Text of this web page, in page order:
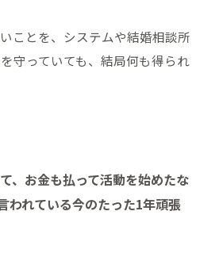
ことを、システムや結婚相談所
守っていても、結局何も得られ
、お金も払って活動を始めたな
われている今のたった1年頑張